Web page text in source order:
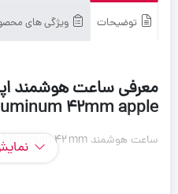
توضیحات ویژگی های
42mm apple